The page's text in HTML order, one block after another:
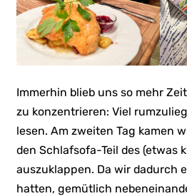
Immerhin blieb uns so mehr
zu konzentrieren: Viel
lesen. Am zweiten Tag kamen
den Schlafsofa-Teil des (etwas
auszuklappen. Da wir dadurch
hatten, gemütlich